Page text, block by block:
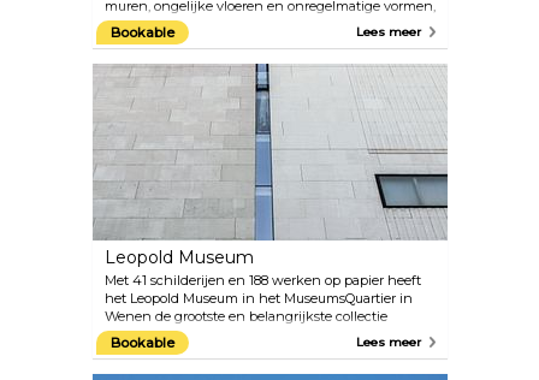
muren, ongelijke vloeren en onregelmatige vormen,
vaak begroeid met ongebreideld groen. Zo gaf de
kunstenaar niet alleen een nieuwe impuls aan de
architectuur van Wenen, maar richtte hij ook een
expositiecentrum op waar de werken van
Hundertwasser en wisselende tentoonstellingen
van spannende hedendaagse kunst te zien zijn. Op
de begane grond bevinden zich ook een café en
een winkel.
Bookable Lees meer
Leopold Museum
Met 41 schilderijen en 188 werken op papier heeft
het Leopold Museum in het MuseumsQuartier in
Wenen de grootste en belangrijkste collectie
werken van Egon Schiele ter wereld. De uitgebreide
collectie “Wenen 1900 en Art Nouveau” is een ander
hoogtepunt van het Leopold Museum. Vooral de
Bookable Lees meer